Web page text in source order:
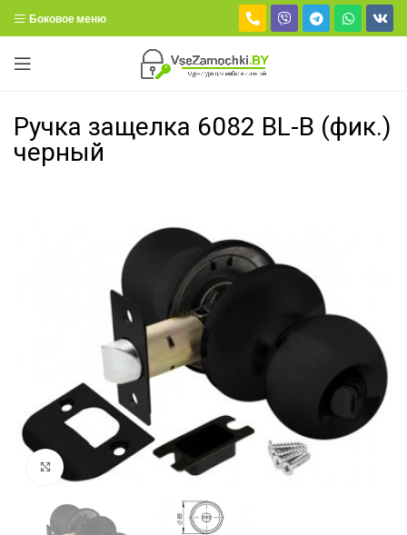
Боковое меню
Ручка защелка 6082 BL-B (фик.)
черный
Нажмите, чтобы увеличить